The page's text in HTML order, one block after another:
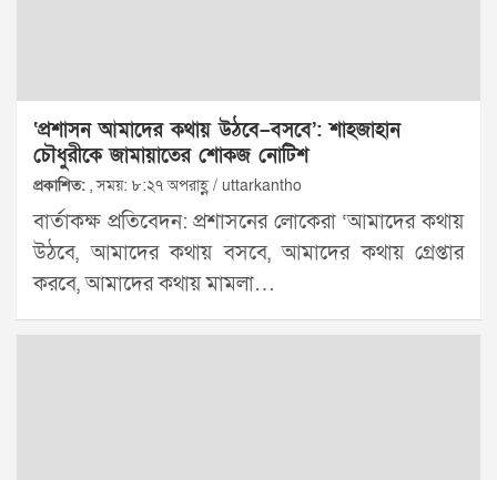
‘প্রশাসন আমাদের কথায় উঠবে–বসবে’: শাহজাহান
চৌধুরীকে জামায়াতের শোকজ নোটিশ
প্রকাশিত: , সময়: ৮:২৭ অপরাহ্ণ / uttarkantho
বার্তাকক্ষ প্রতিবেদন: প্রশাসনের লোকেরা ‘আমাদের কথায়
উঠবে, আমাদের কথায় বসবে, আমাদের কথায় গ্রেপ্তার
করবে, আমাদের কথায় মামলা…